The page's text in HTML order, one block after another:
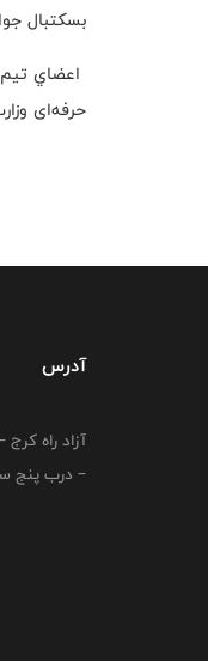
بسكتبال
اعضاي
حرفه‌ای
آدرس
آزاد راه
– درب پنج